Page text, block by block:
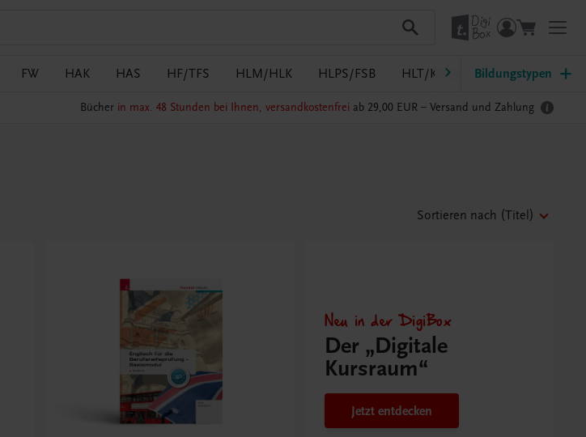
FW HAK HAS HF/TFS HLM/HLK HLPS/FSB HLT/Kolleg HLW HTL/FS
Bildungstypen
Bücher in max. 48 Stunden bei Ihnen, versandkostenfrei ab 29,00 EUR – Versand und Zahlung
Sortieren nach (Titel)
Neu in der DigiBox
Der „Digitale
Kursraum“
Jetzt entdecken